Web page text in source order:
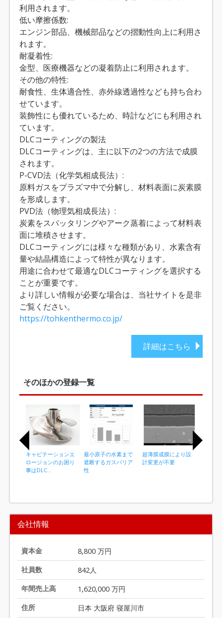
利用されます。
低い摩擦係数:
エンジン部品、機械部品などの摺動性向上に利用さ
れます。
耐凝着性:
金型、医療機器などの凝着防止に利用されます。
その他の特性:
耐食性、生体適合性、赤外線透過性なども持ち合わ
せています。
装飾性にも優れているため、時計などにも利用され
ています。
DLCコーティングの製法
DLCコーティングは、主に以下の2つの方法で成膜
されます。
P-CVD法（化学気相成長法）:
原料ガスをプラズマ中で分解し、材料表面に炭素膜
を形成します。
PVD法（物理気相成長法）:
炭素をスパッタリングやアーク蒸着によって材料表
面に堆積させます。
DLCコーティングには様々な種類があり、水素含有
量や結晶構造によって特性が異なります。
用途に合わせて最適なDLCコーティングを選択する
ことが重要です。
より詳しい情報が必要な場合は、当社サイトを是非
ご覧ください。
https://tohkenthermo.co.jp/
詳細はこちら
そのほかの登録一覧
キャビテーションエ
ロージョンのお困り
事はDLC...
最小原子の水素まで
遮断するガスバリア
性
超薄膜成膜により設
計変更が不要
I
t
e
m
1
o
f
2
0
会社情報
資本金
8,800 万円
社員数
842人
年間売上高
1,620,000 万円
住所
日本 大阪府 寝屋川市